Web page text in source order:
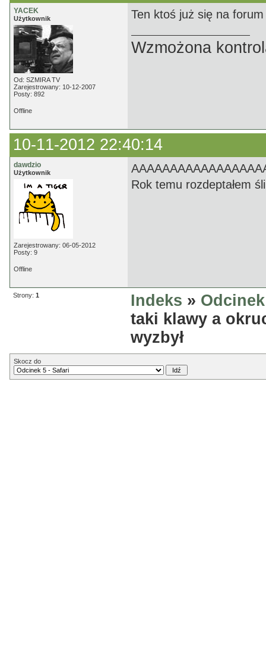
YACEK
Użytkownik
Od: SZMIRA TV
Zarejestrowany: 10-12-2007
Posty: 892
Ten ktoś już się na
Wzmożona
Offline
10-11-2012 22:40:14
dawdzio
Użytkownik
Zarejestrowany: 06-05-2012
Posty: 9
Rok temu rozdeptałem
Offline
Strony: 1 Indeks »
taki klawy a
wyzbył
Skocz do